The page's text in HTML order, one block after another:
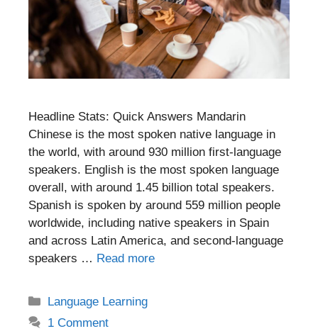
Headline Stats: Quick Answers Mandarin
Chinese is the most spoken native language in
the world, with around 930 million first-language
speakers. English is the most spoken language
overall, with around 1.45 billion total speakers.
Spanish is spoken by around 559 million people
worldwide, including native speakers in Spain
and across Latin America, and second-language
speakers … Read more
Categories
Language Learning
1 Comment